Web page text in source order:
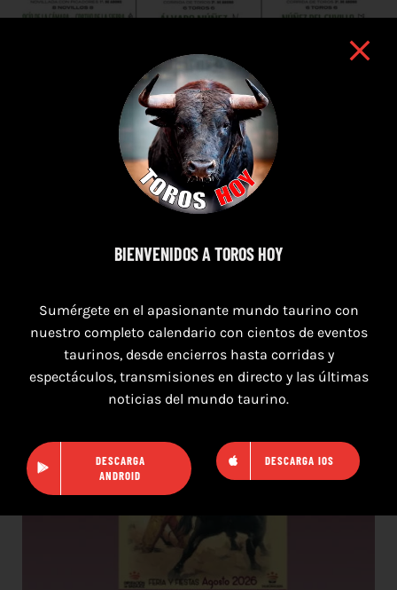
7 de agosto de 2026
TOROS PUERTO DE SANTA MARÍA DEL 7 AL 9
DE AGOSTO 2026
BIENVENIDOS A TOROS HOY
Sumérgete en el apasionante mundo taurino con
nuestro completo calendario con cientos de eventos
taurinos, desde encierros hasta corridas y
espectáculos, transmisiones en directo y las últimas
noticias del mundo taurino.
DESCARGA
ANDROID
DESCARGA IOS